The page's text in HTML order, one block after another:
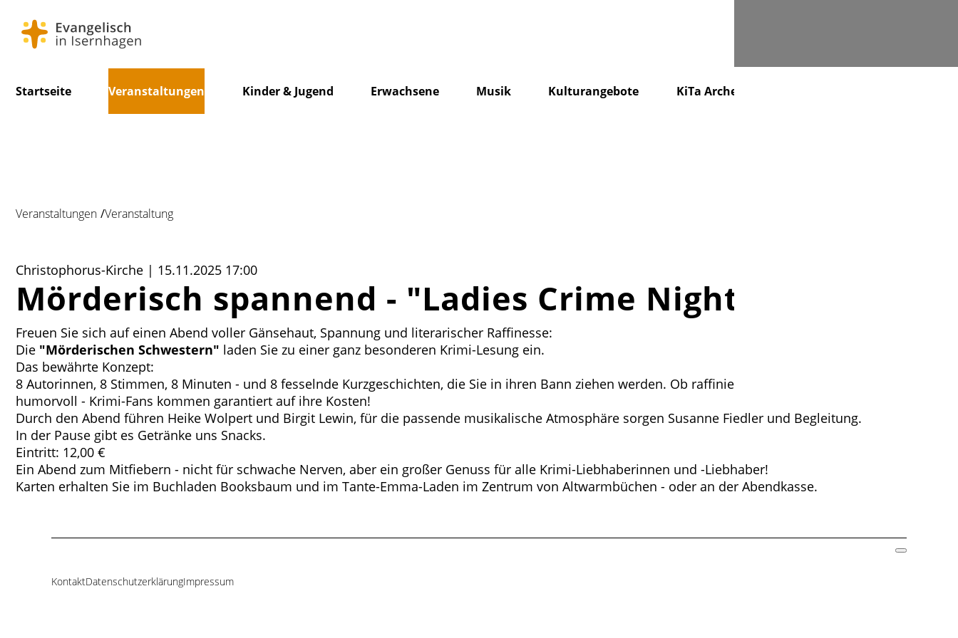
überspringen
Startseite Veranstaltungen Kinder & Jugend Erwachsene Musik Kulturangebote KiTa Arche
Veranstaltungen Veranstaltung
Christophorus-Kirche | 15.11.2025 17:00
Mörderisch spannend - "Ladies Crime Night"
Freuen Sie sich auf einen Abend voller Gänsehaut, Spannung und literarischer Raffinesse:
Die "Mörderischen Schwestern" laden Sie zu einer ganz besonderen Krimi-Lesung ein.
Das bewährte Konzept:
8 Autorinnen, 8 Stimmen, 8 Minuten - und 8 fesselnde Kurzgeschichten, die Sie in ihren Bann ziehen werden. Ob raffiniert, düster, überraschend oder
humorvoll - Krimi-Fans kommen garantiert auf ihre Kosten!
Durch den Abend führen Heike Wolpert und Birgit Lewin, für die passende musikalische Atmosphäre sorgen Susanne Fiedler und Begleitung.
In der Pause gibt es Getränke uns Snacks.
Eintritt: 12,00 €
Ein Abend zum Mitfiebern - nicht für schwache Nerven, aber ein großer Genuss für alle Krimi-Liebhaberinnen und -Liebhaber!
Karten erhalten Sie im Buchladen Booksbaum und im Tante-Emma-Laden im Zentrum von Altwarmbüchen - oder an der Abendkasse.
Navigation
KontaktDatenschutzerklärungImpressum